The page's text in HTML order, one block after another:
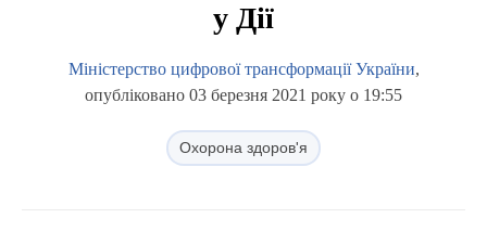
у Дії
Міністерство цифрової трансформації України,
опубліковано 03 березня 2021 року о 19:55
Охорона здоров'я